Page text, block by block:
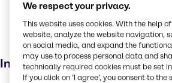
Produits pharmaceutiques
Household industriel
Personal care
Industries
We respect your privacy.
This website uses cookies. With the help
website, analyze the website navigation,
on social media, and expand the
may use to process personal data and
technically required cookies must be set
If you click on ’I agree’, you consent to